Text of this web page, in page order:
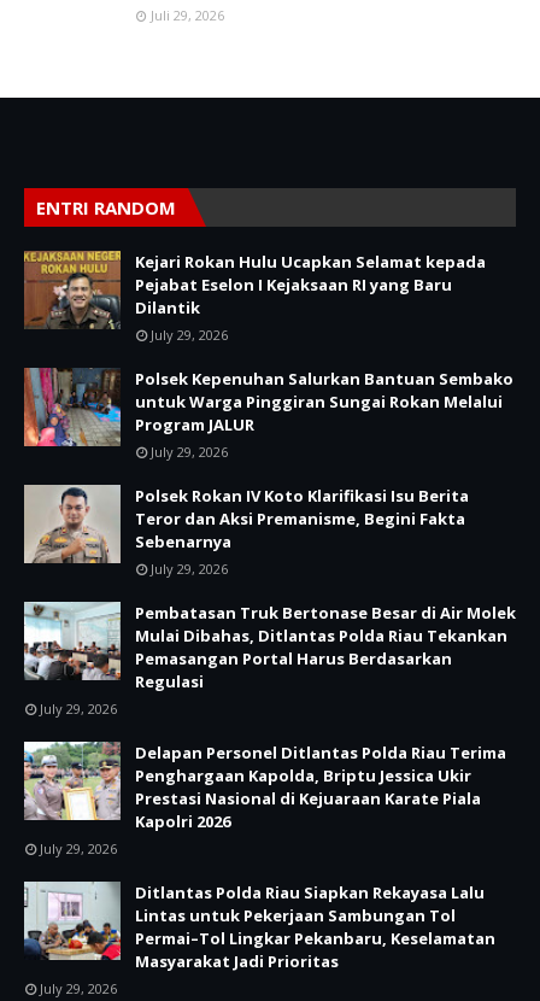
Juli 29, 2026
ENTRI RANDOM
Kejari Rokan Hulu Ucapkan Selamat kepada
Pejabat Eselon I Kejaksaan RI yang Baru
Dilantik
July 29, 2026
Polsek Kepenuhan Salurkan Bantuan Sembako
untuk Warga Pinggiran Sungai Rokan Melalui
Program JALUR
July 29, 2026
Polsek Rokan IV Koto Klarifikasi Isu Berita
Teror dan Aksi Premanisme, Begini Fakta
Sebenarnya
July 29, 2026
Pembatasan Truk Bertonase Besar di Air Molek
Mulai Dibahas, Ditlantas Polda Riau Tekankan
Pemasangan Portal Harus Berdasarkan
Regulasi
July 29, 2026
Delapan Personel Ditlantas Polda Riau Terima
Penghargaan Kapolda, Briptu Jessica Ukir
Prestasi Nasional di Kejuaraan Karate Piala
Kapolri 2026
July 29, 2026
Ditlantas Polda Riau Siapkan Rekayasa Lalu
Lintas untuk Pekerjaan Sambungan Tol
Permai–Tol Lingkar Pekanbaru, Keselamatan
Masyarakat Jadi Prioritas
July 29, 2026